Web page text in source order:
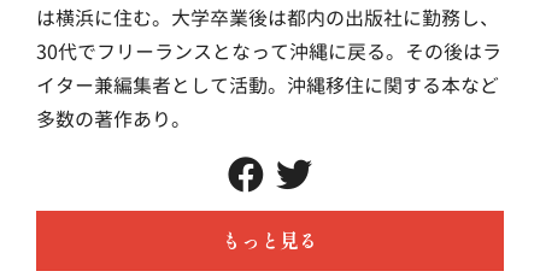
は横浜に住む。大学卒業後は都内の出版社に勤務し、
30代でフリーランスとなって沖縄に戻る。その後はラ
イター兼編集者として活動。沖縄移住に関する本など
多数の著作あり。
もっと見る